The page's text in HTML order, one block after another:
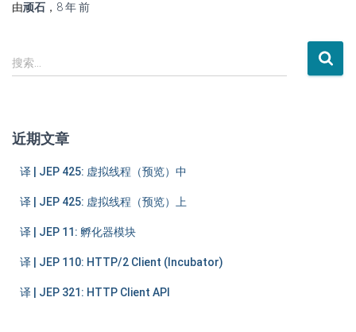
由顽石 ， 8 年前
搜
索
搜索…
近期文章
译 | JEP 425: 虚拟线程（预览）中
译 | JEP 425: 虚拟线程（预览）上
译 | JEP 11: 孵化器模块
译 | JEP 110: HTTP/2 Client (Incubator)
译 | JEP 321: HTTP Client API